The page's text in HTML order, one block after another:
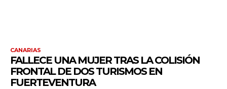
CANARIAS
FALLECE UNA MUJER TRAS LA COLISIÓN
FRONTAL DE DOS TURISMOS EN
FUERTEVENTURA